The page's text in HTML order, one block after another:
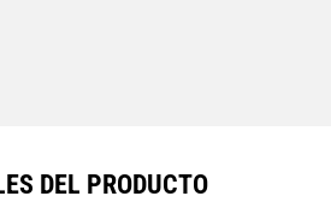
DEL PRODUCTO